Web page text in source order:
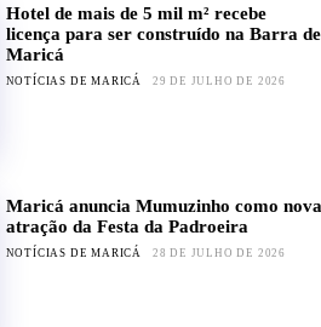
Hotel de mais de 5 mil m² recebe
licença para ser construído na Barra de
Maricá
NOTÍCIAS DE MARICÁ 29 DE JULHO DE 2026
Maricá anuncia Mumuzinho como nova
atração da Festa da Padroeira
NOTÍCIAS DE MARICÁ 28 DE JULHO DE 2026